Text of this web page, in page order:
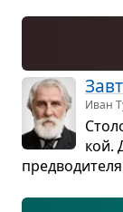
Иван
кой.